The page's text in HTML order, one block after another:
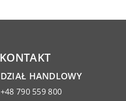
KONTAKT
DZIAŁ HANDLOWY
+48 790 559 800